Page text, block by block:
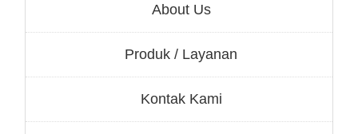
About Us
Produk / Layanan
Kontak Kami